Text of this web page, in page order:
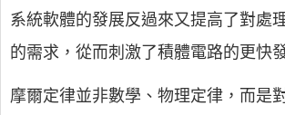
系統軟體的發展反過來又提高了對處
的需求，從而刺激了積體電路的更快
摩爾定律並非數學、物理定律，而是